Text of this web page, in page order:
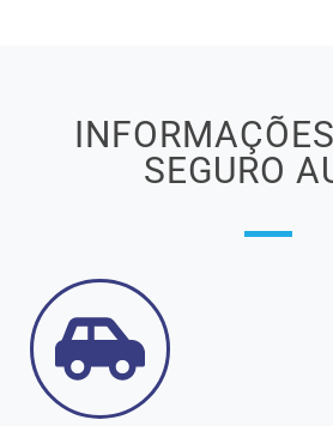
SEGURO